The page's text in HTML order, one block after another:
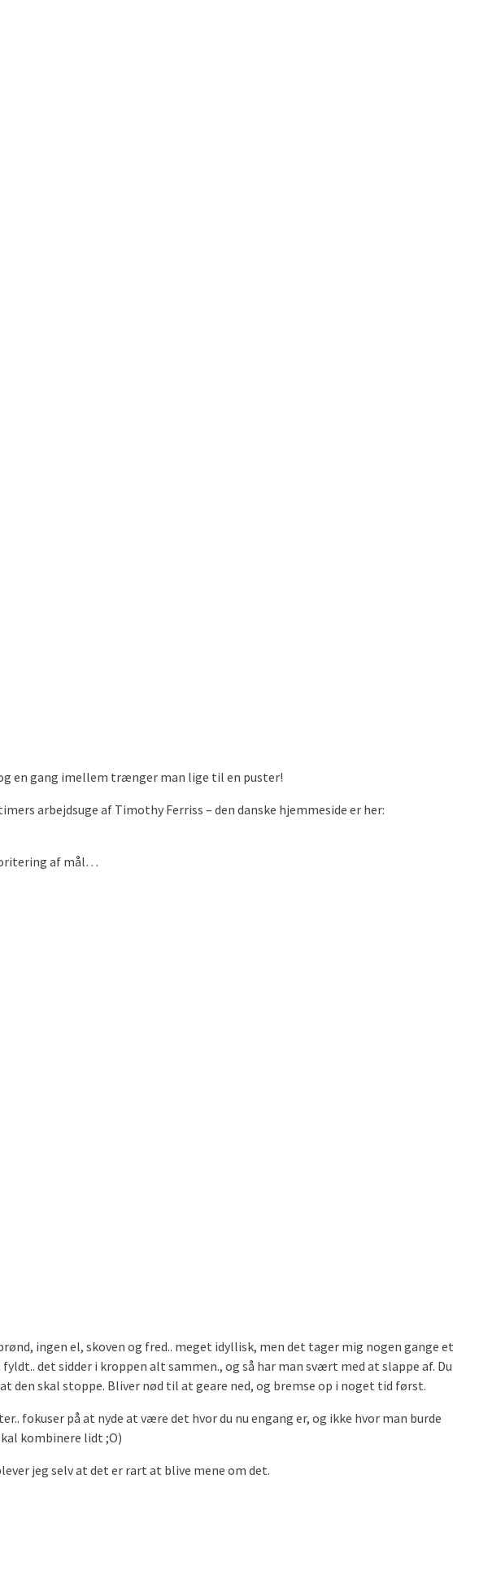
en gang imellem trænger man lige til en puster!
arbejdsuge af Timothy Ferriss – den danske hjemmeside er her:
af mål…
ingen el, skoven og fred.. meget idyllisk, men det tager mig nogen gange et
det sidder i kroppen alt sammen., og så har man svært med at slappe af. Du
skal stoppe. Bliver nød til at geare ned, og bremse op i noget tid først.
fokuser på at nyde at være det hvor du nu engang er, og ikke hvor man burde
kombinere lidt ;O)
jeg selv at det er rart at blive mene om det.